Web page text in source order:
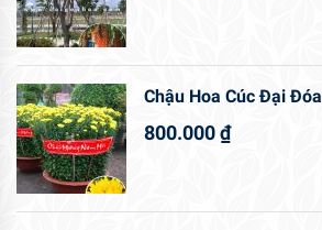
Chậu Hoa Cúc Đại Đóa
800.000₫